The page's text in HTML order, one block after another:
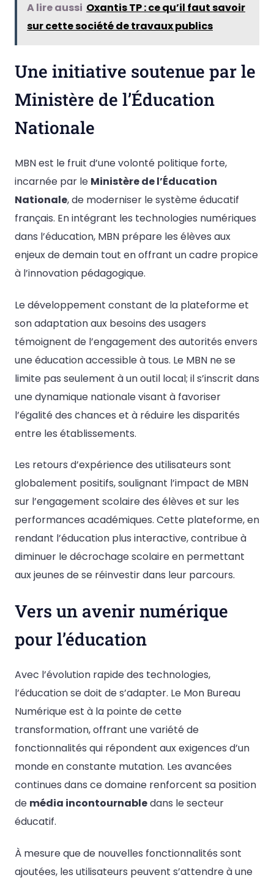
A lire aussi Oxantis TP : ce qu’il faut savoir
sur cette société de travaux publics
Une initiative soutenue par le
Ministère de l’Éducation
Nationale
MBN est le fruit d’une volonté politique forte,
incarnée par le Ministère de l’Éducation
Nationale, de moderniser le système éducatif
français. En intégrant les technologies numériques
dans l’éducation, MBN prépare les élèves aux
enjeux de demain tout en offrant un cadre propice
à l’innovation pédagogique.
Le développement constant de la plateforme et
son adaptation aux besoins des usagers
témoignent de l’engagement des autorités envers
une éducation accessible à tous. Le MBN ne se
limite pas seulement à un outil local; il s’inscrit dans
une dynamique nationale visant à favoriser
l’égalité des chances et à réduire les disparités
entre les établissements.
Les retours d’expérience des utilisateurs sont
globalement positifs, soulignant l’impact de MBN
sur l’engagement scolaire des élèves et sur les
performances académiques. Cette plateforme, en
rendant l’éducation plus interactive, contribue à
diminuer le décrochage scolaire en permettant
aux jeunes de se réinvestir dans leur parcours.
Vers un avenir numérique
pour l’éducation
Avec l’évolution rapide des technologies,
l’éducation se doit de s’adapter. Le Mon Bureau
Numérique est à la pointe de cette
transformation, offrant une variété de
fonctionnalités qui répondent aux exigences d’un
monde en constante mutation. Les avancées
continues dans ce domaine renforcent sa position
de média incontournabledans le secteur
éducatif.
À mesure que de nouvelles fonctionnalités sont
ajoutées, les utilisateurs peuvent s’attendre à une